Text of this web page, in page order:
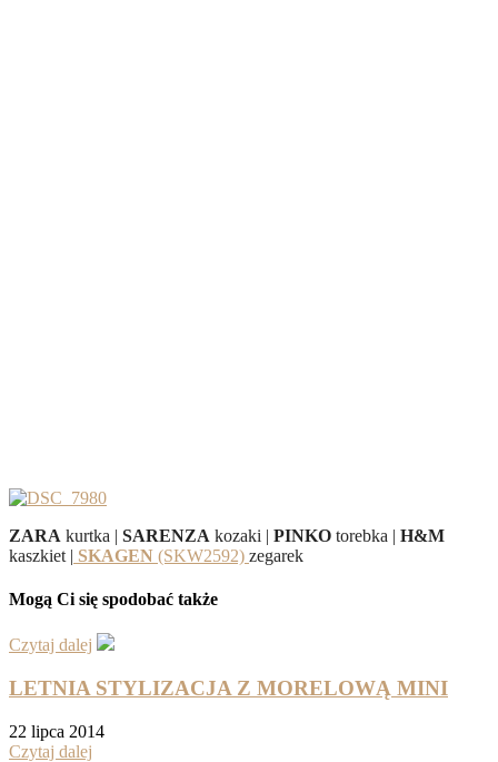
ZARA kurtka | SARENZA kozaki | PINKO torebka | H&M
kaszkiet | SKAGEN (SKW2592) zegarek
Mogą Ci się spodobać także
Czytaj dalej
LETNIA STYLIZACJA Z MORELOWĄ MINI
22 lipca 2014
Czytaj dalej